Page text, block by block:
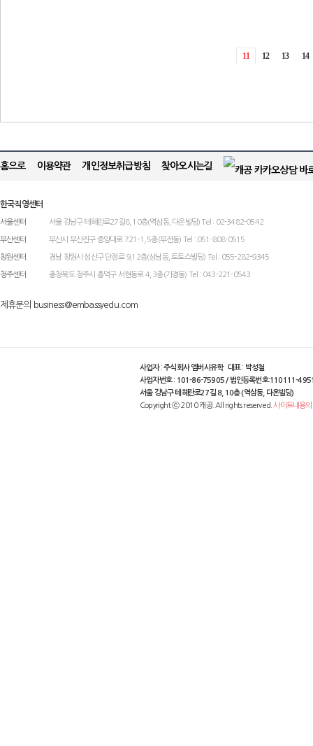
11 12 13 14
홈으로 이용약관 개인정보취급방침 찾아오시는길
한국직영센터
서울센터 서울 강남구 테헤란로27길8, 10층(역삼동, 다온빌딩) Tel : 02-3482-0542
부산센터 부산시 부산진구 중앙대로 721-1, 5층(부전동) Tel : 051-808-0515
창원센터 경남 창원시 성산구 단정로 9,12층(상남동, 토토스빌딩) Tel : 055-282-9345
청주센터 충청북도 청주시 흥덕구 서현동로 4, 3층(가경동) Tel : 043-221-0543
제휴문의 business@embassyedu.com
사업자 : 주식회사 엠버시유학 대표 : 박성철
사업자번호 : 101-86-75905 / 법인등록번호:110111-
서울 강남구 테헤란로27길 8, 10층 (역삼동, 다온빌딩)
Copyright ⓒ 2010 캐공. All rights reserved.사이트내용